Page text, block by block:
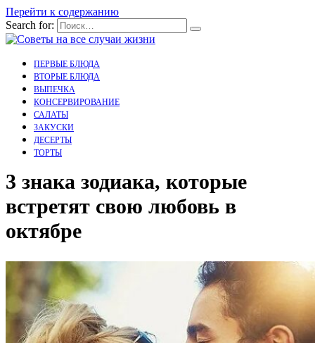
Перейти к содержанию
Search for:
ПЕРВЫЕ БЛЮДА
ВТОРЫЕ БЛЮДА
ВЫПЕЧКА
КОНСЕРВИРОВАНИЕ
САЛАТЫ
ЗАКУСКИ
ДЕСЕРТЫ
ТОРТЫ
3 знака зодиака, которые
встретят свою любовь в
октябре